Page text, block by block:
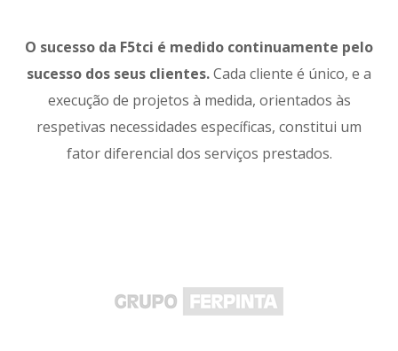
O sucesso da F5tci é medido continuamente pelo
sucesso dos seus clientes.Cada cliente é único, e a
execução de projetos à medida, orientados às
respetivas necessidades específicas, constitui um
fator diferencial dos serviços prestados.